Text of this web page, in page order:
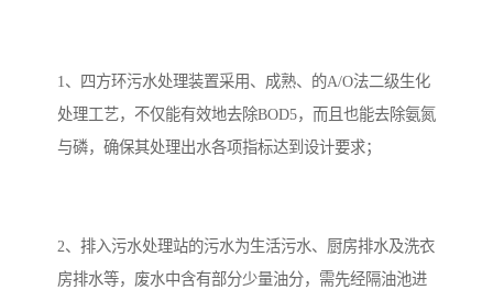
1、四方环污水处理装置采用、成熟、的A/O法二级生化
处理工艺，不仅能有效地去除BOD5，而且也能去除氨氮
与磷，确保其处理出水各项指标达到设计要求；
2、排入污水处理站的污水为生活污水、厨房排水及洗衣
房排水等，废水中含有部分少量油分，需先经隔油池进